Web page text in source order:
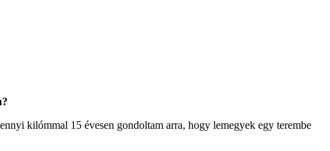
kilómmal 15 évesen gondoltam arra, hogy lemegyek egy terembe